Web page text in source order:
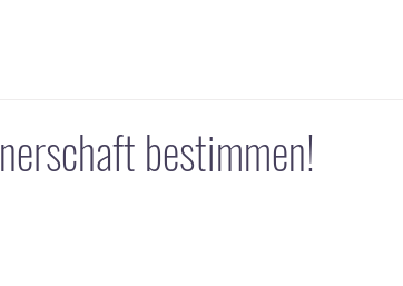
bestimmen!